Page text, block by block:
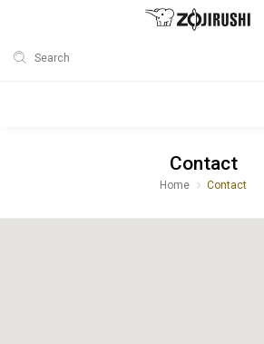
Search
Contact
Home Contact